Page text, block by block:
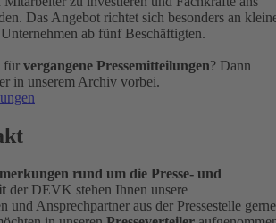
Das Angebot richtet sich besonders an
ab fünf Beschäftigten.
für vergangene Pressemitteilungen? Dann
in unserem Archiv vorbei.
rund um die Presse- und
der DEVK stehen Ihnen unsere
und Ansprechpartner aus der Pressestelle gerne